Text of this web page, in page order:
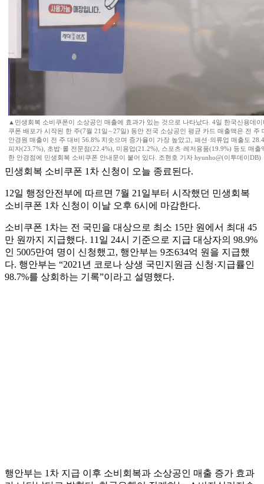
▲민생회복 소비쿠폰이 소상공인 매출에 효과가 있는 것으로 나타났다. 4일 한국신용데
쿠폰 배포가 시작된 한 주(7월 21일∼27일) 동안 전국 소상공인 평균 카드 매출액은 전 주
안경원 매출이 전 주 대비 56.8% 치솟으며 증가율이 가장 높았고, 패션·의류업 매출도
피자(23.7%), 초밥·롤 전문점(22.4%), 미용업(21.2%), 스포츠·레저용품(19.9%) 등도 매
한 안경점에 민생회복 소비쿠폰 안내문이 붙어 있다. 조현호 기자 hyunho@(이투데이DB)
민생회복 소비쿠폰 1차 신청이 오늘 종료된다.
12일 행정안전부에 따르면 7월 21일부터 시작했던 민생회복
소비쿠폰 1차 신청이 이날 오후 6시에 마감한다.
소비쿠폰 1차는 전 국민을 대상으로 최소 15만 원에서 최대 45
만 원까지 지급했다. 11일 24시 기준으로 지급 대상자의 98.9%
인 5005만여 명이 신청했고, 행안부는 9조634억 원을 지급했
다. 행안부는 “2021년 코로나 상생 국민지원금 신청·지급률인
98.7%를 상회하는 기록”이라고 설명했다.
행안부는 1차 지급 이후 소비회복과 소상공인 매출 증가 효과